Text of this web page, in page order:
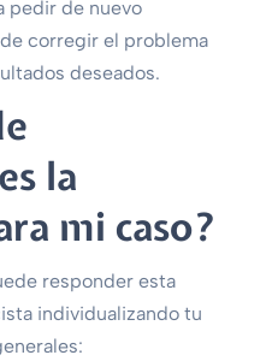
pedir de nuevo
corregir el problema
deseados.
la
mi caso?
responder esta
individualizando tu